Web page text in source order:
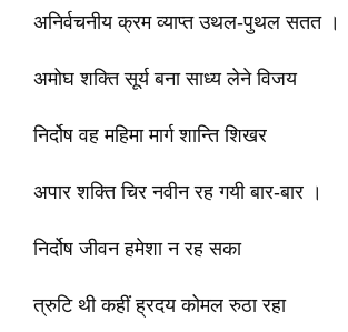
अनिर्वचनीय क्रम व्याप्त उथल-पुथल सतत ।
अमोघ शक्ति सूर्य बना साध्य लेने विजय
निर्दोष वह महिमा मार्ग शान्ति शिखर
अपार शक्ति चिर नवीन रह गयी बार-बार ।
निर्दोष जीवन हमेशा न रह सका
त्रुटि थी कहीं ह्रदय कोमल रुठा रहा